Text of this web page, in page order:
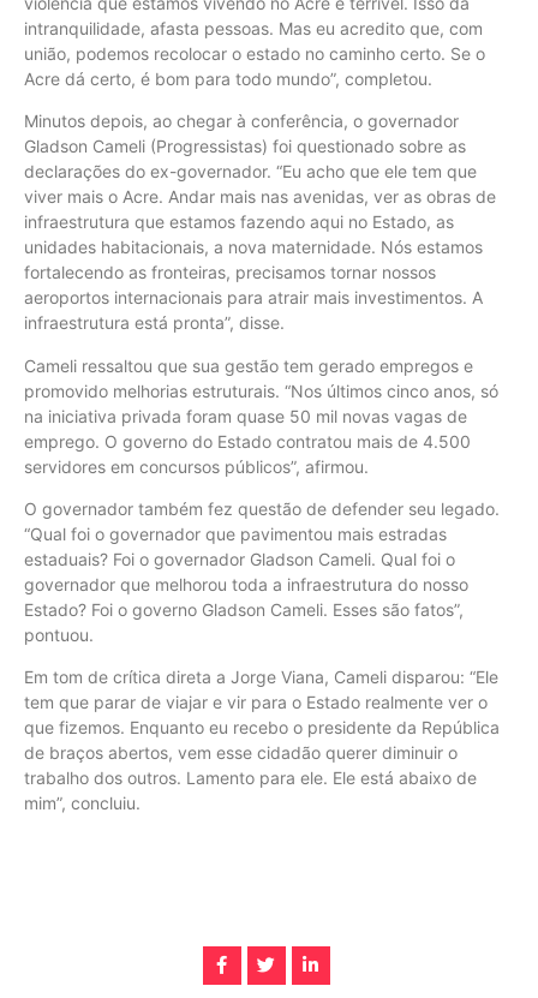
intranquilidade, afasta pessoas. Mas eu acredito que, com
união, podemos recolocar o estado no caminho certo. Se o
Acre dá certo, é bom para todo mundo”, completou.
Minutos depois, ao chegar à conferência, o governador
Gladson Cameli (Progressistas) foi questionado sobre as
declarações do ex-governador. “Eu acho que ele tem que
viver mais o Acre. Andar mais nas avenidas, ver as obras de
infraestrutura que estamos fazendo aqui no Estado, as
unidades habitacionais, a nova maternidade. Nós estamos
fortalecendo as fronteiras, precisamos tornar nossos
aeroportos internacionais para atrair mais investimentos. A
infraestrutura está pronta”, disse.
Cameli ressaltou que sua gestão tem gerado empregos e
promovido melhorias estruturais. “Nos últimos cinco anos, só
na iniciativa privada foram quase 50 mil novas vagas de
emprego. O governo do Estado contratou mais de 4.500
servidores em concursos públicos”, afirmou.
O governador também fez questão de defender seu legado.
“Qual foi o governador que pavimentou mais estradas
estaduais? Foi o governador Gladson Cameli. Qual foi o
governador que melhorou toda a infraestrutura do nosso
Estado? Foi o governo Gladson Cameli. Esses são fatos”,
pontuou.
Em tom de crítica direta a Jorge Viana, Cameli disparou: “Ele
tem que parar de viajar e vir para o Estado realmente ver o
que fizemos. Enquanto eu recebo o presidente da República
de braços abertos, vem esse cidadão querer diminuir o
trabalho dos outros. Lamento para ele. Ele está abaixo de
mim”, concluiu.